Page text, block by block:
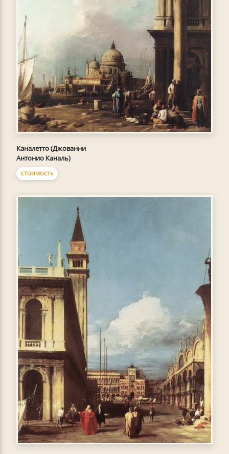
Каналетто (Джованни
Антонио Каналь)
СТОИМОСТЬ